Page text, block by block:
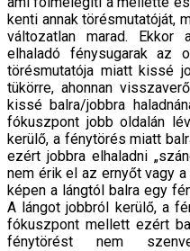
kenti annak törésmutatóját,
változatlan marad.
elhaladó fénysugarak az
törésmutatója miatt kissé
tükörre, ahonnan
kissé balra/jobbra
fókuszpont jobb oldalán
kerülő, a fénytörés miatt
ezért jobbra elha­ladni
nem érik el az ernyőt vagy
képen a lángtól balra egy
A lángot jobbról kerülő, a
fókuszpont mellett ezért
fénytörést nem